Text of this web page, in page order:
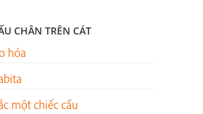
CHÂN TRÊN CÁT
hóa
một chiếc cầu